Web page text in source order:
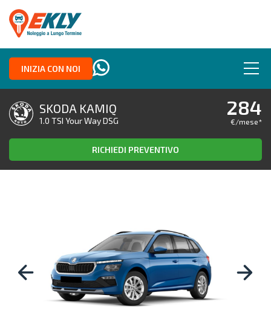
INIZIA CON NOI
SKODA KAMIQ
1.0 TSI Your Way DSG
284
€/mese*
RICHIEDI PREVENTIVO